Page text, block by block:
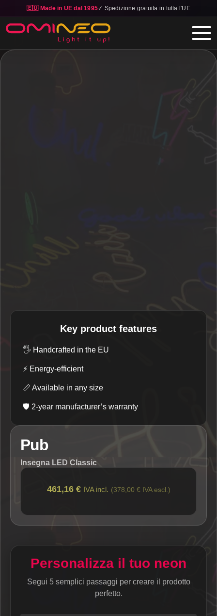
🇪🇺 Made in UE dal 1995✓ Spedizione gratuita in tutta l'UE
Skip to main content
Key product features
🖐️ Handcrafted in the EU
⚡ Energy-efficient
📏 Available in any size
🛡️ 2-year manufacturer’s warranty
Pub
Insegna LED Classic
461,16 € IVA incl. (378,00 € IVA escl.)
Personalizza il tuo neon
Segui 5 semplici passaggi per creare il prodotto
perfetto.